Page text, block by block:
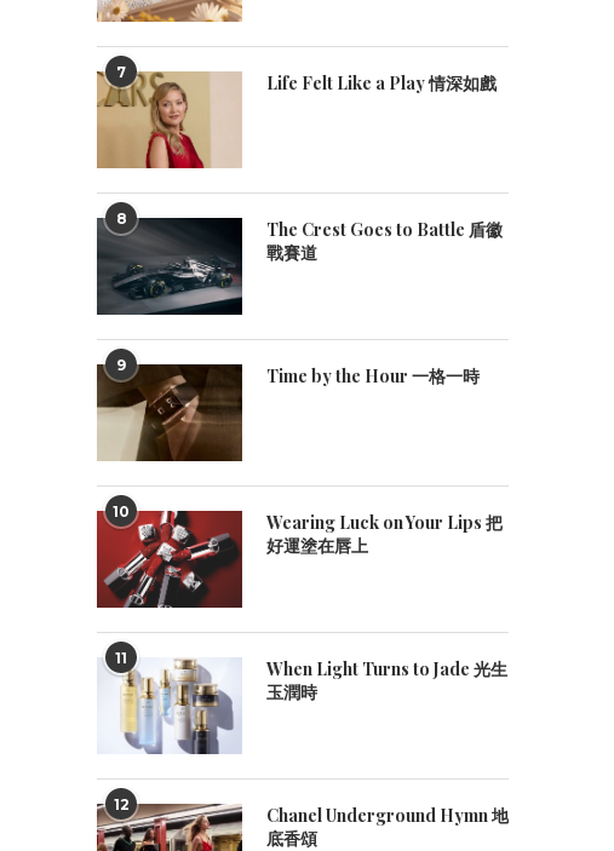
7 Life Felt Like a Play 情深如戲
8
The Crest Goes to Battle 盾徽
戰賽道
9 Time by the Hour 一格一時
10
Wearing Luck on Your Lips 把
好運塗在唇上
11
When Light Turns to Jade 光生
玉潤時
12
Chanel Underground Hymn 地
底香頌